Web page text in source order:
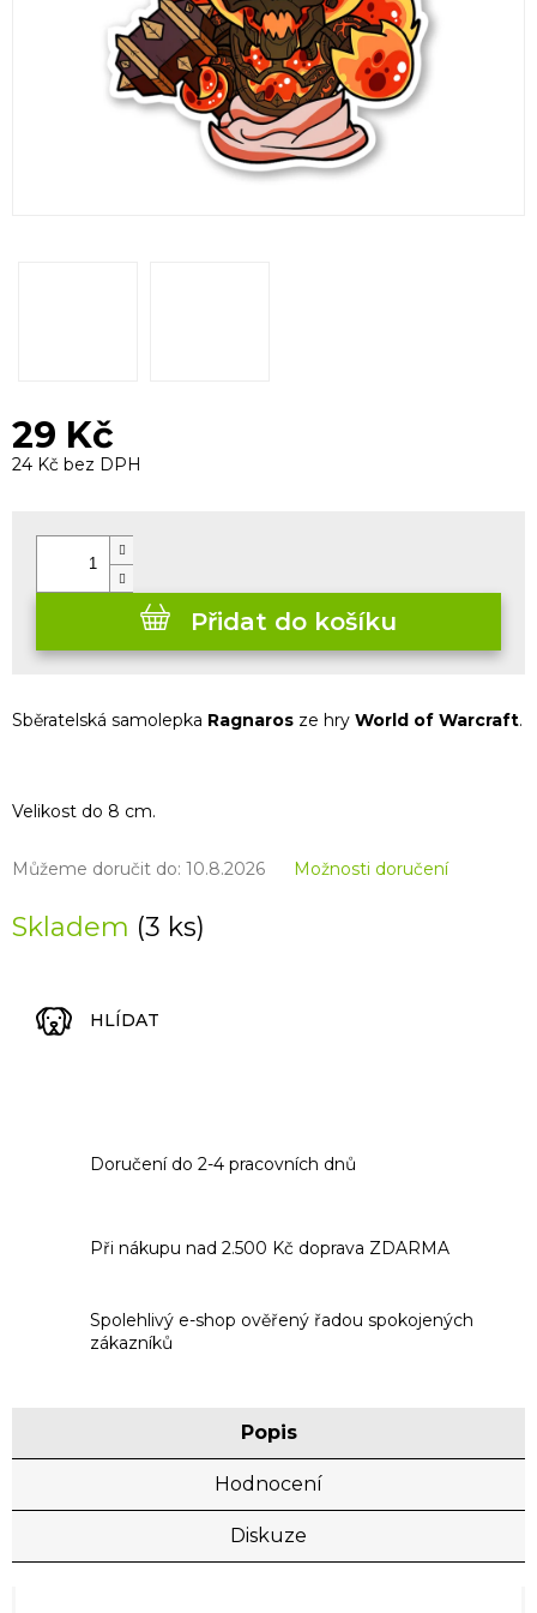
29 Kč
24 Kč bez DPH
Skladem (3 ks)
Můžeme doručit do: 10.8.2026 Možnosti doručení
Přidat do košíku
Sběratelská samolepka Ragnaros ze hry World of Warcraft.
Velikost do 8 cm.
HLÍDAT
Doručení do 2-4 pracovních dnů
Při nákupu nad 2.500 Kč doprava ZDARMA
Spolehlivý e-shop ověřený řadou spokojených
zákazníků
Popis
Hodnocení
Diskuze